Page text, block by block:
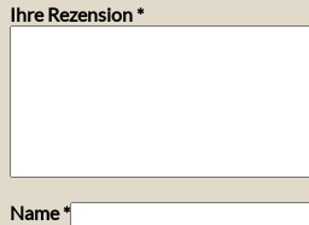
Ihre Rezension*
Name*